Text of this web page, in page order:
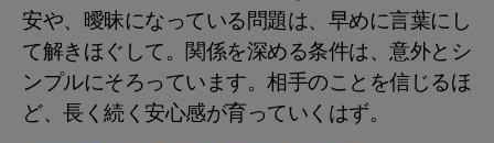
安や、曖昧になっている問題は、早めに言葉にし
て解きほぐして。関係を深める条件は、意外とシ
ンプルにそろっています。相手のことを信じるほ
ど、長く続く安心感が育っていくはず。